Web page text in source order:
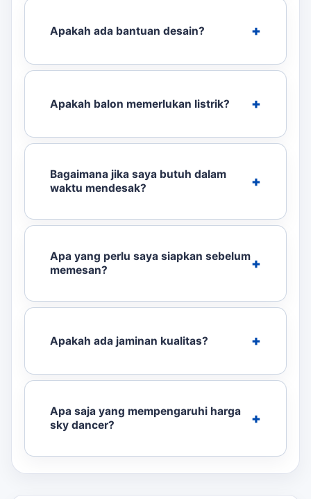
Apakah ada bantuan desain?
Apakah balon memerlukan listrik?
Bagaimana jika saya butuh dalam
waktu mendesak?
Apa yang perlu saya siapkan sebelum
memesan?
Apakah ada jaminan kualitas?
Apa saja yang mempengaruhi harga
sky dancer?